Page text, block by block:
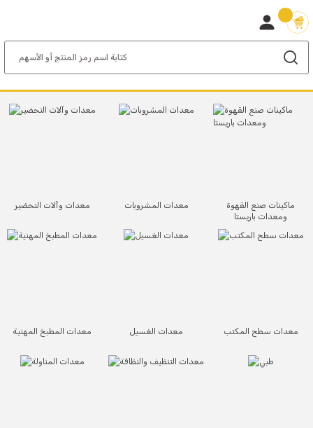
معدات وآلات التحضير معدات المشروبات
ماكينات صنع القهوة
ومعدات باريستا
معدات المطبخ المهنية معدات الغسيل معدات سطح المكتب